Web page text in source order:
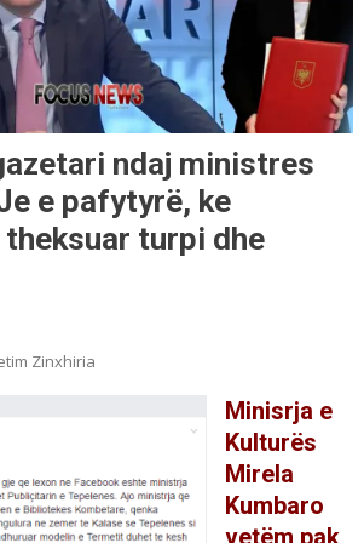
ndaj ministres
e pafytyrë, ke
turpi dhe
Zinxhiria
Minisrja e
Kulturës
Mirela
Kumbaro
vetëm pak